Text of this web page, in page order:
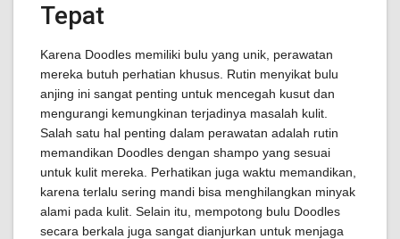
Tepat
Karena Doodles memiliki bulu yang unik, perawatan
mereka butuh perhatian khusus. Rutin menyikat bulu
anjing ini sangat penting untuk mencegah kusut dan
mengurangi kemungkinan terjadinya masalah kulit.
Salah satu hal penting dalam perawatan adalah rutin
memandikan Doodles dengan shampo yang sesuai
untuk kulit mereka. Perhatikan juga waktu memandikan,
karena terlalu sering mandi bisa menghilangkan minyak
alami pada kulit. Selain itu, mempotong bulu Doodles
secara berkala juga sangat dianjurkan untuk menjaga